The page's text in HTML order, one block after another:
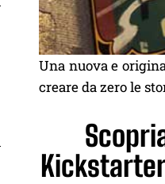
Una nuova e
creare da zero le